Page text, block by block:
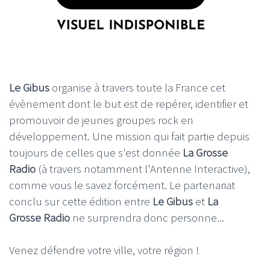
Le Gibus organise à travers toute la France cet
évènement dont le but est de repérer, identifier et
promouvoir de jeunes groupes rock en
développement. Une mission qui fait partie depuis
toujours de celles que s'est donnée La Grosse
Radio (à travers notamment l'Antenne Interactive),
comme vous le savez forcément. Le partenariat
conclu sur cette édition entre Le Gibus et La
Grosse Radio ne surprendra donc personne...
Venez défendre votre ville, votre région !